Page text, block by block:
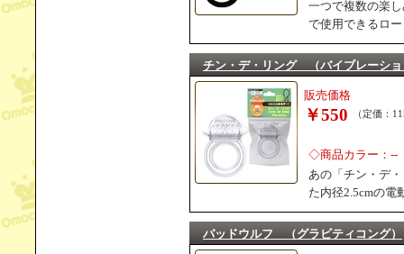
一つで複数の楽
で使用できるロ
チン・デ・リング （バイブレーショ
販売価格
￥550 （定価：
◇商品カラー：--
あの「チン・デ
た内径2.5cmの電
バッドウルフ （グラビティコング）